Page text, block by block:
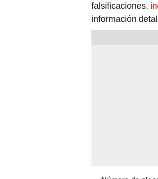
falsificaciones, i
información